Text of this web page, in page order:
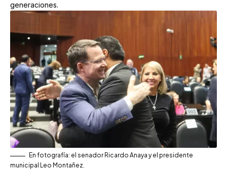
generaciones.
En fotografía: el senador Ricardo Anaya y el presidente
municipal Leo Montañez.